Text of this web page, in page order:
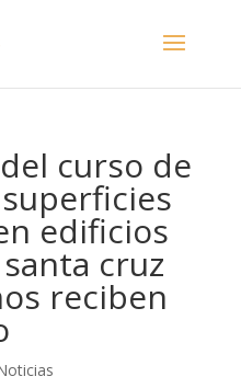
curso de
edificios
cruz
reciben